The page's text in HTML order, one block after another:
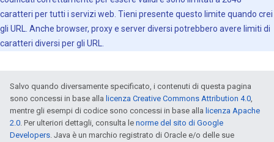
caratteri per tutti i servizi web. Tieni presente questo limite quando crei
gli URL. Anche browser, proxy e server diversi potrebbero avere limiti di
caratteri diversi per gli URL.
Salvo quando diversamente specificato, i contenuti di questa pagina
sono concessi in base alla licenza Creative Commons Attribution 4.0,
mentre gli esempi di codice sono concessi in base alla licenza Apache
2.0. Per ulteriori dettagli, consulta le norme del sito di Google
Developers. Java è un marchio registrato di Oracle e/o delle sue